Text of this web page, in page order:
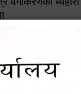
सम्बन्धी सूचना !